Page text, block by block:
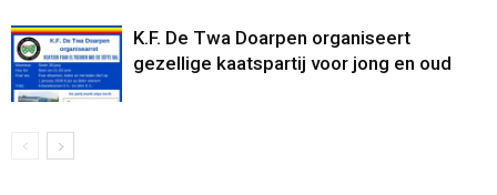
K.F. De Twa Doarpen organiseert
gezellige kaatspartij voor jong en oud